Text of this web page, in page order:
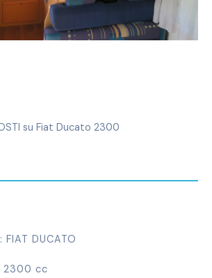
su Fiat Ducato 2300
FIAT DUCATO
2300 cc